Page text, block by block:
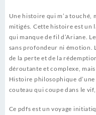
Une histoire qui m’a touché,
mitigés. Cette histoire est un
qui manque de fil d’Ariane.
sans profondeur ni émotion.
de la perte et de la
déroutante et complexe,
Histoire philosophique
couteau qui coupe dans le
Ce pdfs est un voyage